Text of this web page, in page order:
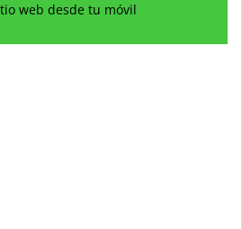
web desde tu móvil